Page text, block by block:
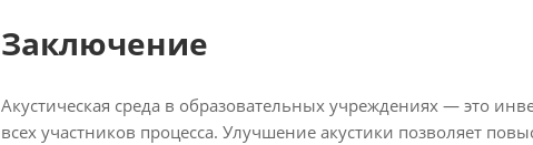
Заключение
Акустическая среда в образовательных учреждениях — это
всех участников процесса. Улучшение акустики позволяет